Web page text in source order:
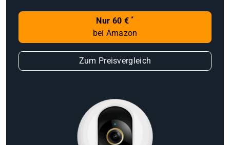
Nur 60 € *
bei Amazon
Zum Preisvergleich